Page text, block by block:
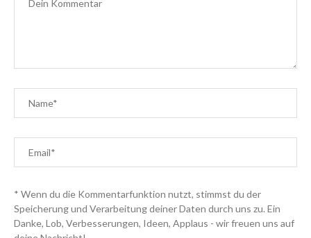
* Wenn du die Kommentarfunktion nutzt, stimmst du der
Speicherung und Verarbeitung deiner Daten durch uns zu. Ein
Danke, Lob, Verbesserungen, Ideen, Applaus - wir freuen uns auf